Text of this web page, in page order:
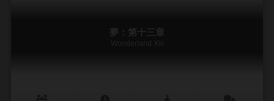
夢：第十三章
Wonderland Xiii